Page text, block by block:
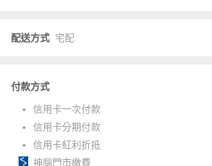
配送方式 宅配
付款方式
信用卡一次付款
信用卡分期付款
信用卡紅利折抵
神腦門市繳費